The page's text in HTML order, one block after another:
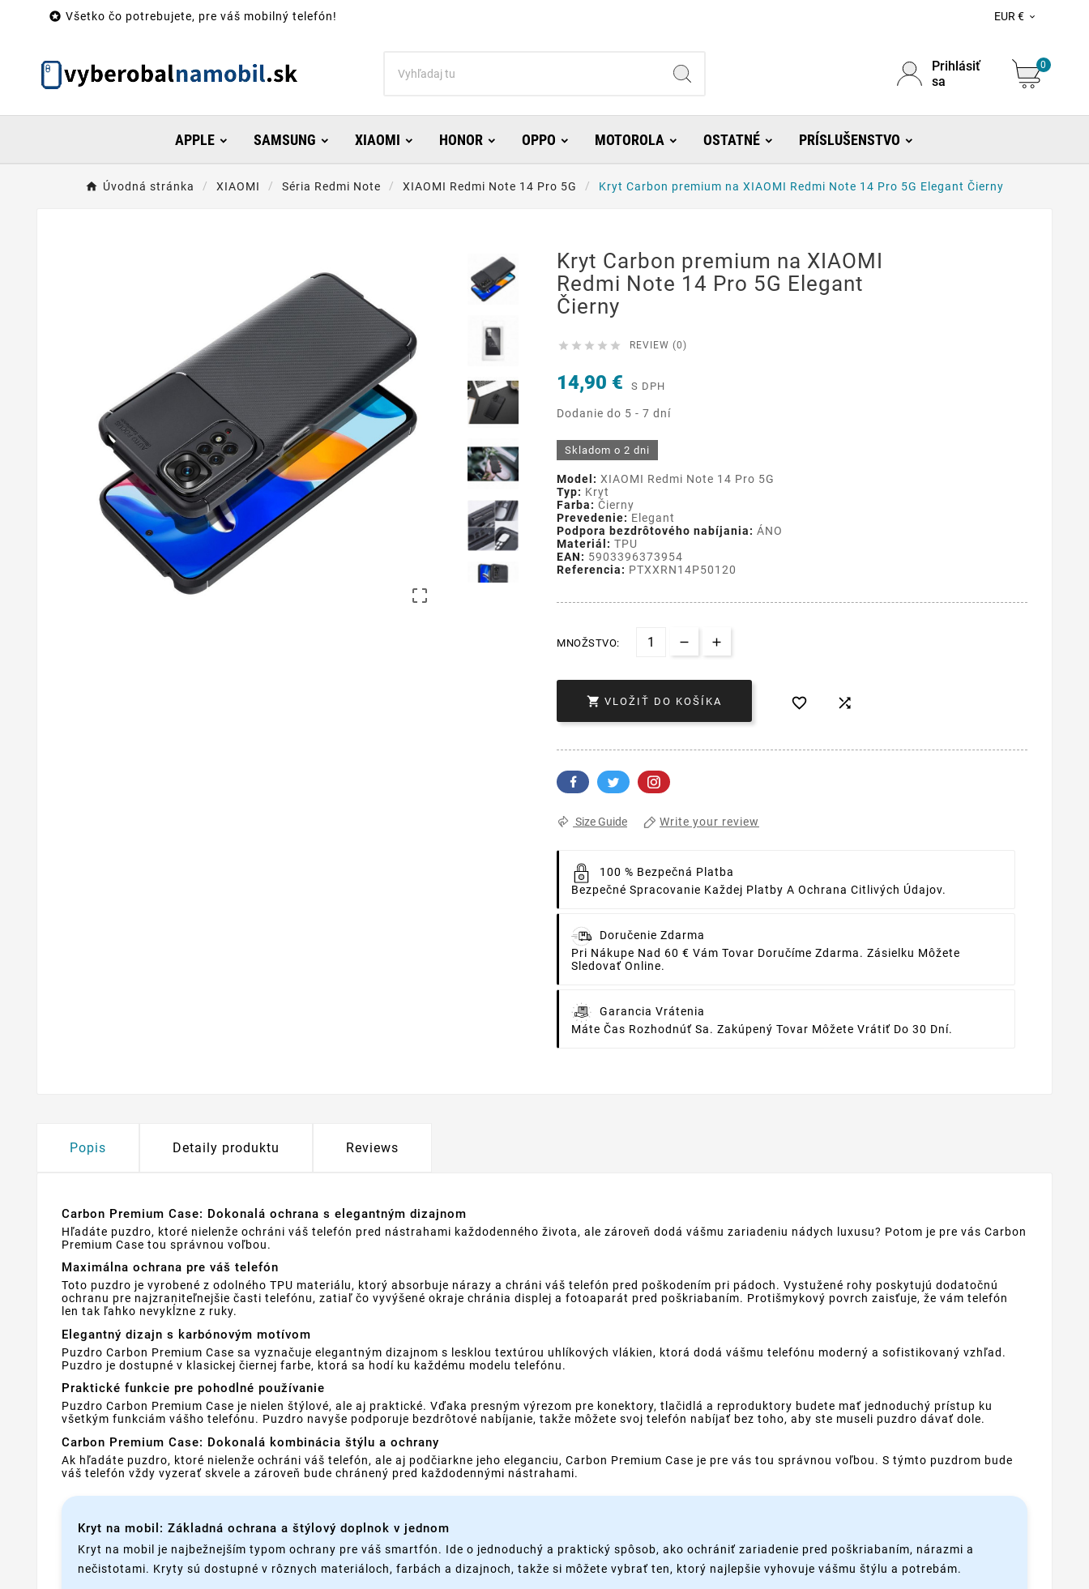
 Všetko čo potrebujete, pre váš mobilný telefón! EUR € 
Prihlásiť
sa
0
APPLE SAMSUNG XIAOMI HONOR OPPO MOTOROLA OSTATNÉ PRÍSLUŠENSTVO
Úvodná stránka XIAOMI Séria Redmi Note XIAOMI Redmi Note 14 Pro 5G Kryt Carbon premium na XIAOMI Redmi Note 14 Pro 5G Elegant Čierny

Kryt Carbon premium na XIAOMI
Redmi Note 14 Pro 5G Elegant
Čierny
     REVIEW (0)
14,90 € S DPH
Dodanie do 5 - 7 dní
Skladom o 2 dni
Model: XIAOMI Redmi Note 14 Pro 5G
Typ: Kryt
Farba: Čierny
Prevedenie: Elegant
Podpora bezdrôtového nabíjania: ÁNO
Materiál: TPU
EAN: 5903396373954
Referencia: PTXXRN14P50120
MNOŽSTVO:
 VLOŽIŤ DO KOŠÍKA  
Size Guide Write your review
100 % Bezpečná Platba
Bezpečné Spracovanie Každej Platby A Ochrana Citlivých Údajov.
Doručenie Zdarma
Pri Nákupe Nad 60 € Vám Tovar Doručíme Zdarma. Zásielku Môžete
Sledovať Online.
Garancia Vrátenia
Máte Čas Rozhodnúť Sa. Zakúpený Tovar Môžete Vrátiť Do 30 Dní.
Popis Detaily produktu Reviews
Carbon Premium Case: Dokonalá ochrana s elegantným dizajnom
Hľadáte puzdro, ktoré nielenže ochráni váš telefón pred nástrahami každodenného života, ale zároveň dodá vášmu zariadeniu nádych luxusu? Potom je pre vás Carbon
Premium Case tou správnou voľbou.
Maximálna ochrana pre váš telefón
Toto puzdro je vyrobené z odolného TPU materiálu, ktorý absorbuje nárazy a chráni váš telefón pred poškodením pri pádoch. Vystužené rohy poskytujú dodatočnú
ochranu pre najzraniteľnejšie časti telefónu, zatiaľ čo vyvýšené okraje chránia displej a fotoaparát pred poškriabaním. Protišmykový povrch zaisťuje, že vám telefón
len tak ľahko nevykĺzne z ruky.
Elegantný dizajn s karbónovým motívom
Puzdro Carbon Premium Case sa vyznačuje elegantným dizajnom s lesklou textúrou uhlíkových vlákien, ktorá dodá vášmu telefónu moderný a sofistikovaný vzhľad.
Puzdro je dostupné v klasickej čiernej farbe, ktorá sa hodí ku každému modelu telefónu.
Praktické funkcie pre pohodlné používanie
Puzdro Carbon Premium Case je nielen štýlové, ale aj praktické. Vďaka presným výrezom pre konektory, tlačidlá a reproduktory budete mať jednoduchý prístup ku
všetkým funkciám vášho telefónu. Puzdro navyše podporuje bezdrôtové nabíjanie, takže môžete svoj telefón nabíjať bez toho, aby ste museli puzdro dávať dole.
Carbon Premium Case: Dokonalá kombinácia štýlu a ochrany
Ak hľadáte puzdro, ktoré nielenže ochráni váš telefón, ale aj podčiarkne jeho eleganciu, Carbon Premium Case je pre vás tou správnou voľbou. S týmto puzdrom bude
váš telefón vždy vyzerať skvele a zároveň bude chránený pred každodennými nástrahami.
Kryt na mobil: Základná ochrana a štýlový doplnok v jednom
Kryt na mobil je najbežnejším typom ochrany pre váš smartfón. Ide o jednoduchý a praktický spôsob, ako ochrániť zariadenie pred poškriabaním, nárazmi a
nečistotami. Kryty sú dostupné v rôznych materiáloch, farbách a dizajnoch, takže si môžete vybrať ten, ktorý najlepšie vyhovuje vášmu štýlu a potrebám.